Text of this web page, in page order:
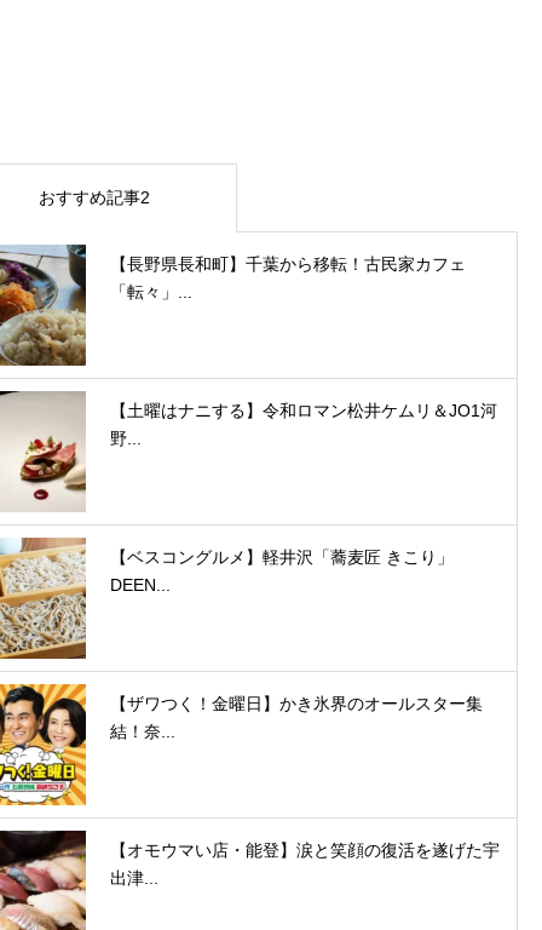
おすすめ記事2
【長野県長和町】千葉から移転！古民家カフェ
「転々」...
【土曜はナニする】令和ロマン松井ケムリ＆JO1河
野...
【ベスコングルメ】軽井沢「蕎麦匠 きこり」
DEEN...
【ザワつく！金曜日】かき氷界のオールスター集
結！奈...
【オモウマい店・能登】涙と笑顔の復活を遂げた宇
出津...